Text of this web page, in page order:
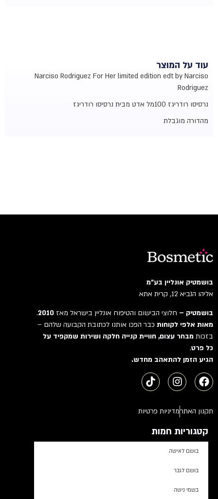
עוד על המוצר
Narciso Rodriguez For Her limited edition edt by Narciso
Rodriguez
נרסיסו רודריגז 100מל אדט מבית נרסיסו רודריגז
מהדורה מוגבלת
בושמטיק אונליין בע"מ
אליהו הנביא 12, קרית אתא
בושמטיק –חלוצי הבישום והטיפוח אונליין בישראל מאז2010
.
מאות אלפי לקוחותכבר הפכו אותנו לכתובת הקבועה שלהם –
בזכותמבחר עצום, חוויית קנייה חלקה ושירות שמקפיד על
כל פרט.
הגיע הזמן להתאהב מחדש.
תקנון האתרמדיניות פרטיות
קטגוריות חמות
בושם לאישה
בושם לגבר
בשמי נישה